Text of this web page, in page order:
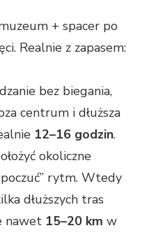
+ spacer po
Realnie z zapasem:
bez biegania,
centrum i dłuższa
12–16 godzin.
okoliczne
rytm. Wtedy
dłuższych tras
nawet 15–20 km w